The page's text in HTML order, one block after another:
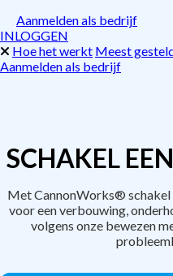
Aanmelden als bedrijf
INLOGGEN
Hoe het werkt Meest
Aanmelden als bedrijf
SCHAKEL
Met CannonWorks® schakel
voor een verbouwing,
volgens onze bewezen